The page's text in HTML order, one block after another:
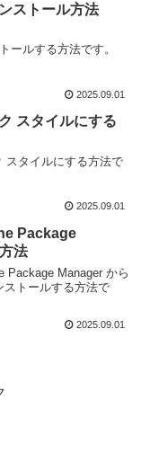
ストール方法
ールする方法です。
2025.09.01
スタイルにする
スタイルにする方法で
2025.09.01
Package
法
Package Manager から
ストールする方法で
2025.09.01